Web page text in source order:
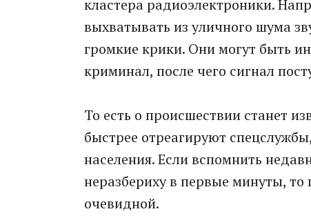
кластера радиоэлектроники.
выхватывать из уличного шума
громкие крики. Они могут быть
криминал, после чего сигнал
То есть о происшествии станет
быстрее отреагируют
населения. Если вспомнить
неразбериху в первые минуты, то
очевидной.